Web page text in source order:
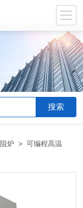
炉 >可编程高温